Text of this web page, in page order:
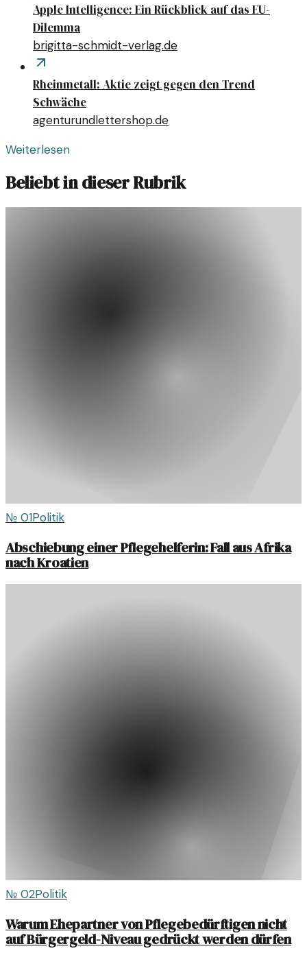
Apple Intelligence: Ein Rückblick auf das EU-
Dilemma
brigitta-schmidt-verlag.de
Rheinmetall: Aktie zeigt gegen den Trend
Schwäche
agenturundlettershop.de
Weiterlesen
Beliebt in dieser Rubrik
№ 01Politik
Abschiebung einer Pflegehelferin: Fall aus Afrika
nach Kroatien
№ 02Politik
Warum Ehepartner von Pflegebedürftigen nicht
auf Bürgergeld-Niveau gedrückt werden dürfen